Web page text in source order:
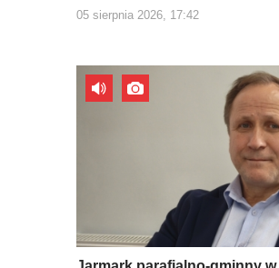
05 sierpnia 2026, 17:42